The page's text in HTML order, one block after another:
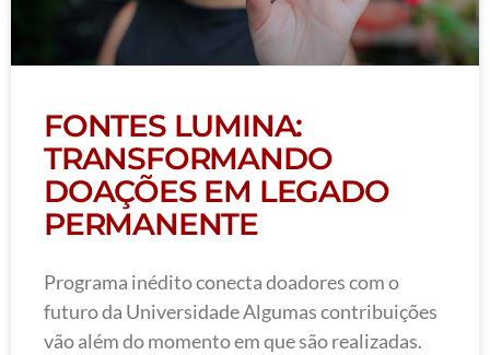
FONTES LUMINA:
TRANSFORMANDO
DOAÇÕES EM LEGADO
PERMANENTE
Programa inédito conecta doadores com o
futuro da Universidade Algumas contribuições
vão além do momento em que são realizadas.